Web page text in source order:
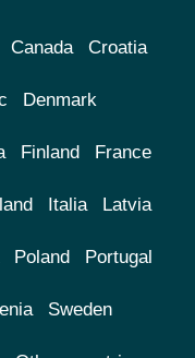
Canada Croatia
Denmark
Finland France
Italia Latvia
Poland Portugal
Sweden